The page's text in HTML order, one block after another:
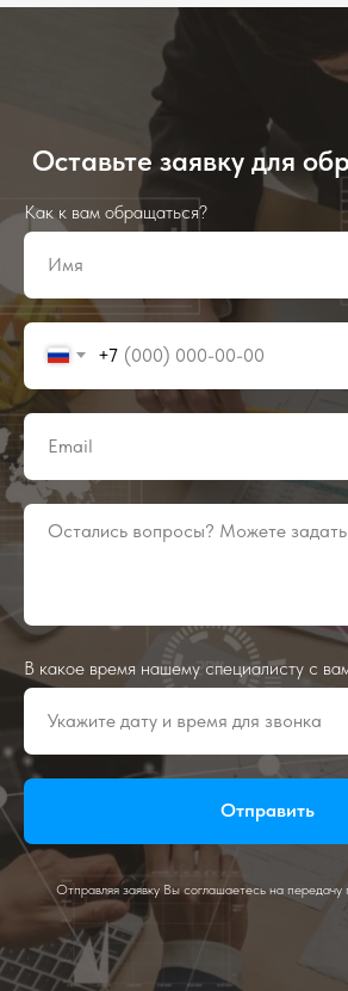
Оставьте заявку для
Как к вам обращаться?
+7
В какое время нашему специалисту с
Отправить
Отправляя заявку Вы соглашаетесь на